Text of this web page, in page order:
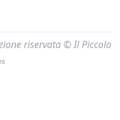
riservata © Il Piccolo